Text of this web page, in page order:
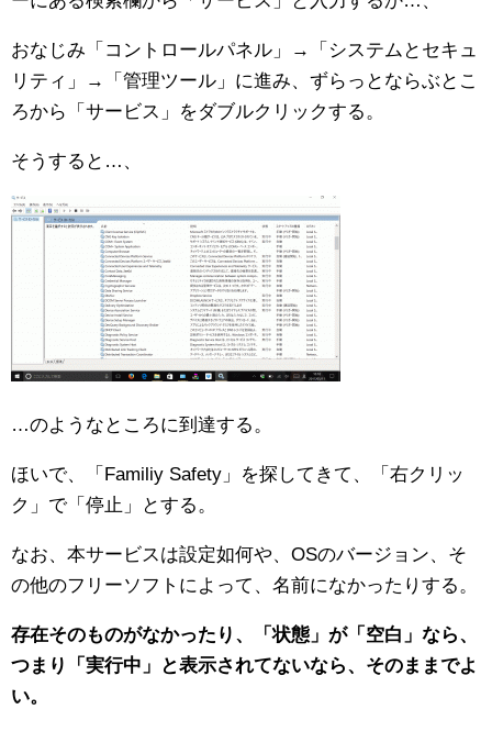
おなじみ「コントロールパネル」→「システムとセキュ
リティ」→「管理ツール」に進み、ずらっとならぶとこ
ろから「サービス」をダブルクリックする。
そうすると…、
…のようなところに到達する。
ほいで、「Familiy Safety」を探してきて、「右クリッ
ク」で「停止」とする。
なお、本サービスは設定如何や、OSのバージョン、そ
の他のフリーソフトによって、名前になかったりする。
存在そのものがなかったり、「状態」が「空白」なら、
つまり「実行中」と表示されてないなら、そのままでよ
い。